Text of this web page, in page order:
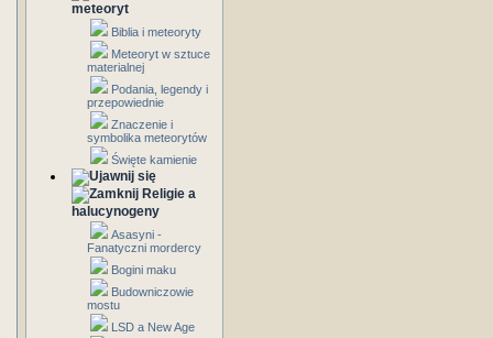
meteoryt
Biblia i meteoryty
Meteoryt w sztuce
materialnej
Podania, legendy i
przepowiednie
Znaczenie i
symbolika meteorytów
Święte kamienie
Religie a
halucynogeny
Asasyni -
Fanatyczni mordercy
Bogini maku
Budowniczowie
mostu
LSD a New Age